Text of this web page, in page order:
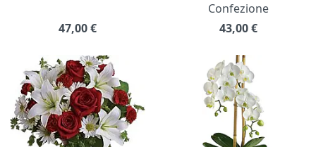
47,00€
Confezione
43,00€